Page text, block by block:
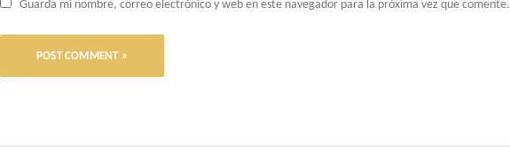
Guarda mi nombre, correo electrónico y web en este navegador para la próxima vez que comente.